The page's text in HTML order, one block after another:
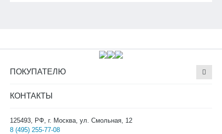
ПОКУПАТЕЛЮ
КОНТАКТЫ
125493, РФ, г. Москва, ул. Смольная, 12
8 (495) 255-77-08